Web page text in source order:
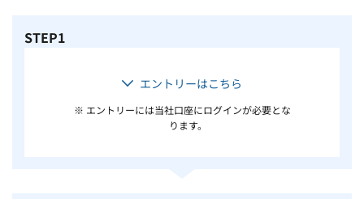
STEP1
エントリーはこちら
※ エントリーには当社口座にログインが必要とな
ります。